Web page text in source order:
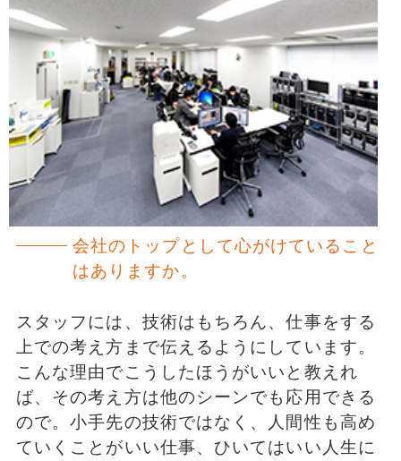
会社のトップとして心がけていること
はありますか。
スタッフには、技術はもちろん、仕事をする
上での考え方まで伝えるようにしています。
こんな理由でこうしたほうがいいと教えれ
ば、その考え方は他のシーンでも応用できる
ので。小手先の技術ではなく、人間性も高め
ていくことがいい仕事、ひいてはいい人生に